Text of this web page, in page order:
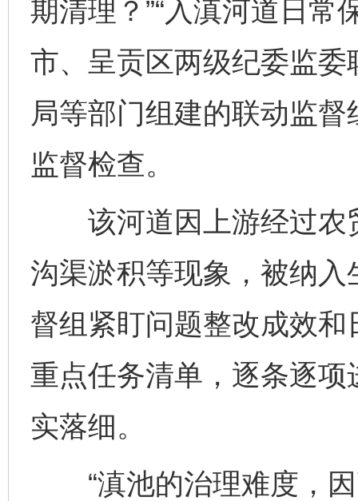
期清理？”“入滇河道日常
市、呈贡区两级纪委监
局等部门组建的联动监
监督检查。
该河道因上游经过农
沟渠淤积等现象，被纳
督组紧盯问题整改成效
重点任务清单，逐条逐
实落细。
“滇池的治理难度，因